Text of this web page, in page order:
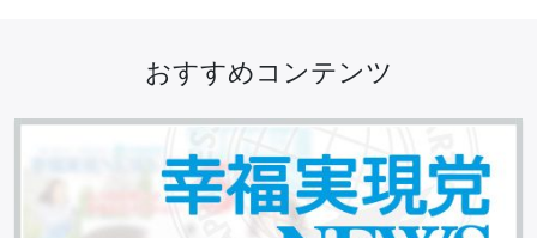
おすすめコンテンツ